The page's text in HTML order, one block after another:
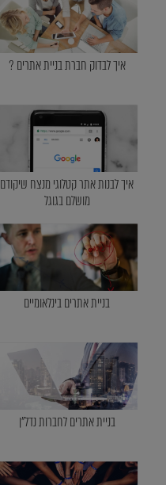
איך לבדוק חברת בניית אתרים ?
איך לבנות אתר קטלוגי מנצח שיקודם
מושלם בגוגל
בניית אתרים בינלאומיים
בניית אתרים לחברות נדל"ן